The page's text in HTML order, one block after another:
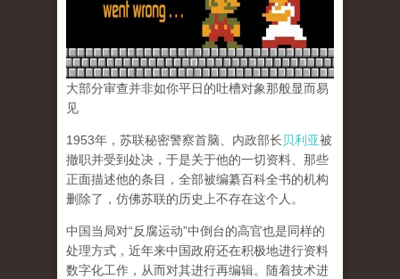
大部分审查并非如你平日的吐槽对象那般显而易
见
1953年，苏联秘密警察首脑、内政部长贝利亚被
撤职并受到处决，于是关于他的一切资料、那些
正面描述他的条目，全部被编纂百科全书的机构
删除了，仿佛苏联的历史上不存在这个人。
中国当局对“反腐运动”中倒台的高官也是同样的
处理方式，近年来中国政府还在积极地进行资料
数字化工作，从而对其进行再编辑。随着技术进